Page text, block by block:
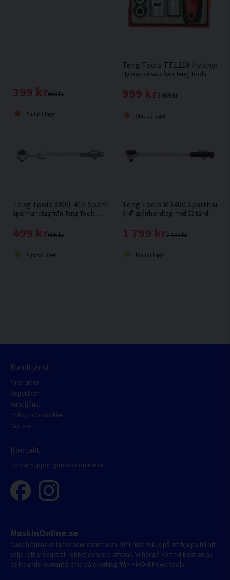
603 kr
399 kr
Slut på lager
Teng Tools TT1218
Hylsnyckelsats från Teng Tools.
2 069 kr
999 kr
Slut på lager
Teng Tools 3800-41E Spärrhandtag Utdragbart 3/8" 356-
Spärrhandtag från Teng Tools med utdragbart handtag med 41 tänder.
605 kr
499 kr
Finns i Lager
Teng Tools M3400
3/4" spärrhandtag med 72 tänder från Teng Tools.
2 108 kr
1 799 kr
Finns i Lager
Kundtjänst
Mina sidor
Köpvillkor
Kundtjänst
Policy och cookies
Om oss
Kontakt
E-post: support@maskinonline.se
MaskinOnline.se
MaskinOnline.se lanserades sommaren 2021 med fokus på att hjälpa till att
välja rätt produkt till jobbet som ska utföras. Vi har på kort tid blivit en av
de ledande leverantörerna på elverktyg från HiKOKI Powertools.